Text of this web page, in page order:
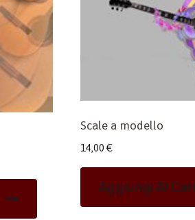
Scale a modello
14,00 €
Aggiungi Al